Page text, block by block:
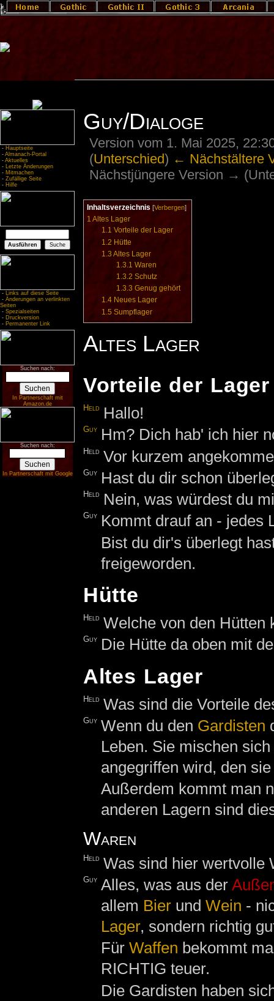
- Hauptseite
- Almanach-Portal
- Aktuelles
- Letzte Änderungen
- Mitmachen
- Zufällige Seite
- Hilfe
- Links auf diese Seite
- Änderungen an verlinkten
Seiten
- Spezialseiten
- Druckversion
- Permanenter Link
Suchen nach:
In Partnerschaft mit
Amazon.de
Suchen nach:
In Partnerschaft mit Google
Guy/Dialoge
Version vom 1. Mai 2025,
(Unterschied) ← Nächstältere
Nächstjüngere Version →
Inhaltsverzeichnis [Verbergen]
1 Altes Lager
1.1 Vorteile der Lager
1.2 Hütte
1.3 Altes Lager
1.3.1 Waren
1.3.2 Schutz
1.3.3 Genug gehört
1.4 Neues Lager
1.5 Sumpflager
Altes Lager
Vorteile der Lager
Held Hallo!
Guy Hm? Dich hab' ich hier
Held Vor kurzem
Guy Hast du dir schon
Held Nein, was würdest du
Guy Kommt drauf an - jedes
Bist du dir's überlegt
freigeworden.
Hütte
Held Welche von den Hütten
Guy Die Hütte da oben mit
Altes Lager
Held Was sind die Vorteile
Guy Wenn du den Gardisten
Leben. Sie mischen
angegriffen wird, den
Außerdem kommt man
anderen Lagern sind
Waren
Held Was sind hier wertvolle
Guy Alles, was aus der
allem Bierund Wein -
Lager, sondern richtig
Für Waffen bekommt
RICHTIG teuer.
Die Gardisten haben